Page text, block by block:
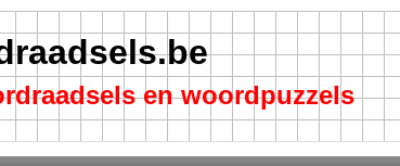
en woordpuzzels